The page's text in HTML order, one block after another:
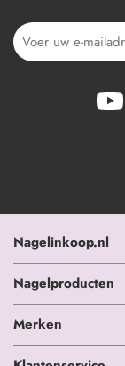
Nagelinkoop.nl
Nagelproducten
Merken